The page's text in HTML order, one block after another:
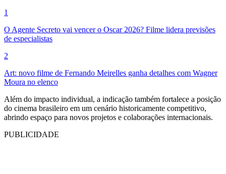
1
O Agente Secreto vai vencer o Oscar 2026? Filme lidera previsões
de especialistas
2
Art: novo filme de Fernando Meirelles ganha detalhes com Wagner
Moura no elenco
Além do impacto individual, a indicação também fortalece a posição
do cinema brasileiro em um cenário historicamente competitivo,
abrindo espaço para novos projetos e colaborações internacionais.
PUBLICIDADE